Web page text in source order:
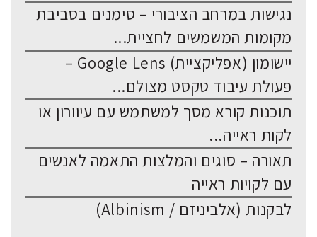
נגישות במרחב הציבורי – סימנים בסביבת
מקומות המשמשים לחציית...
יישומון (אפליקציית) Google Lens –
פעולת עיבוד טקסט מצולם...
תוכנות קורא מסך למשתמש עם עיוורון או
לקות ראייה...
תאורה – סוגים והמלצות התאמה לאנשים
עם לקויות ראייה
לבקנות (אלביניזם / Albinism)